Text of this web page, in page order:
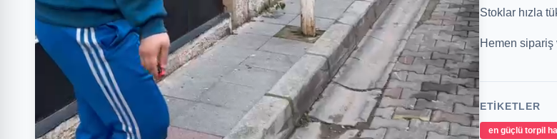
Stoklar hızla
Hemen sipariş
ETIKETLER
en güçlü torpil